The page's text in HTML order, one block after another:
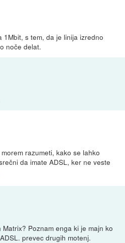
1Mbit, s tem, da je linija izredno
noče delat.
razumeti, kako se lahko
da imate ADSL, ker ne veste
Poznam enga ki je majn ko
prevec drugih motenj.